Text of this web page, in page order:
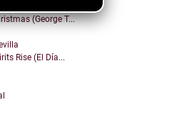
(George T...
Rise (El Día...